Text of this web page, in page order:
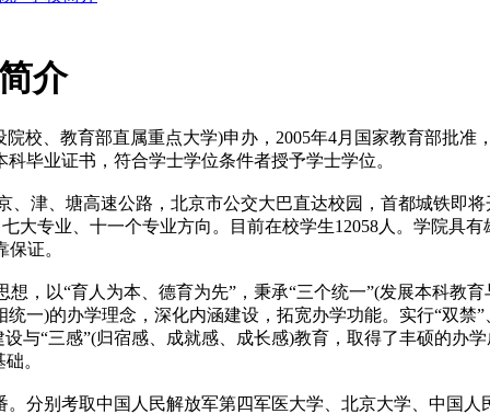
介
校、教育部直属重点大学)申办，2005年4月国家教育部批
毕业证书，符合学士学位条件者授予学士学位。
津、塘高速公路，北京市公交大巴直达校园，首都城铁即
大专业、十一个专业方向。目前在校学生12058人。学院具
证。
，以“育人为本、德育为先”，秉承“三个统一”(发展本科教
一)的办学理念，深化内涵建设，拓宽办学功能。实行“双禁
与“三感”(归宿感、成就感、成长感)教育，取得了丰硕的办
。
分别考取中国人民解放军第四军医大学、北京大学、中国